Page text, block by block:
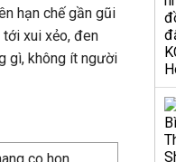
hạn chế gần gũi
xui xẻo, đen
gì, không ít người